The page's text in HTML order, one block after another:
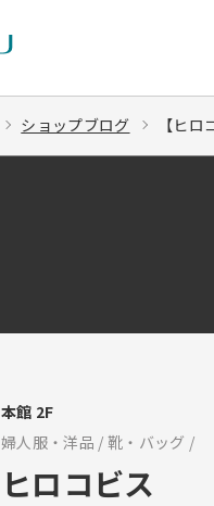
ショップブログ 【ヒ
本館 2F
婦人服・洋品 / 靴・バッグ /
ヒロコビス